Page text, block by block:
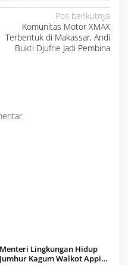
Pos berikutnya
Komunitas Motor XMAX
Terbentuk di Makassar, Andi
Bukti Djufrie Jadi Pembina
Menteri Lingkungan Hidup
Jumhur Kagum Walkot Appi